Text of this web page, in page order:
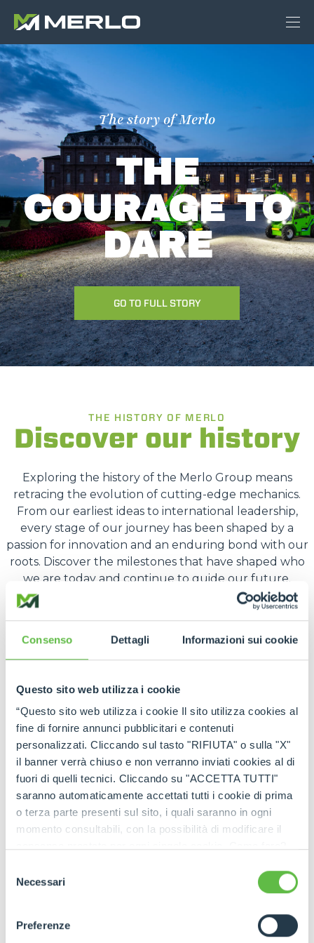
Consenso Dettagli Informazioni sui cookie
Questo sito web utilizza i cookie
“Questo sito web utilizza i cookie Il sito utilizza cookies al
fine di fornire annunci pubblicitari e contenuti
personalizzati. Cliccando sul tasto "RIFIUTA" o sulla "X"
il banner verrà chiuso e non verranno inviati cookies al di
fuori di quelli tecnici. Cliccando su "ACCETTA TUTTI"
saranno automaticamente accettati tutti i cookie di prima
o terza parte presenti sul sito, i quali saranno in ogni
momento consultabili, con la possibilità di modificare il
ogni pagina, selezionare "Modifichi il suo consenso" e
dell'informativa completa nel footer presente in ogni
pagina. Per esercitare i diritti riconosciuti all'interessato ai
delNecessari
Preferenze
The story of Merlo
THE
COURAGE TO
DARE
GO TO FULL STORY
THE HISTORY OF MERLO
Discover our history
Exploring the history of the Merlo Group means
retracing the evolution of cutting-edge mechanics.
From our earliest ideas to international leadership,
every stage of our journey has been shaped by a
passion for innovation and an enduring bond with our
roots. Discover the milestones that have shaped who
we are today and continue to guide our future.
GO TO FULL STORY